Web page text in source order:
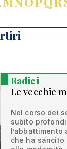
Radici
Le vecchie
Nel corso dei
subito
l’abbattimento
che ha